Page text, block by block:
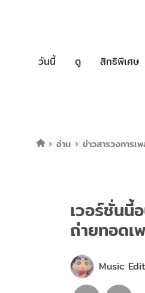
วันนี้ ดู สิทธิพิเศษ
อ่าน ข่าวสารวงการเ
เวอร์ชั่นนี้
ถ่ายทอด
Music